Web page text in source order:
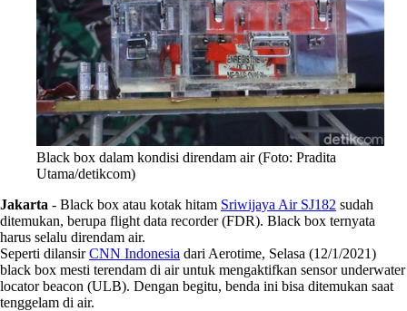
Black box dalam kondisi direndam air (Foto: Pradita
Utama/detikcom)
Jakarta - Black box atau kotak hitam Sriwijaya Air SJ182 sudah
ditemukan, berupa flight data recorder (FDR). Black box ternyata
harus selalu direndam air.
Seperti dilansirCNN Indonesia dari Aerotime, Selasa (12/1/2021)
black box mesti terendam di air untuk mengaktifkan sensor underwater
locator beacon (ULB). Dengan begitu, benda ini bisa ditemukan saat
tenggelam di air.